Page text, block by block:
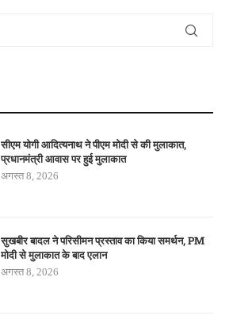
सीएम योगी आदित्यनाथ ने पीएम मोदी से की मुलाकात,
प्रधानमंत्री आवास पर हुई मुलाकात
अगस्त 8, 2026
सुखबीर बादल ने परिसीमन प्रस्ताव का किया समर्थन, PM
मोदी से मुलाकात के बाद एलान
अगस्त 8, 2026